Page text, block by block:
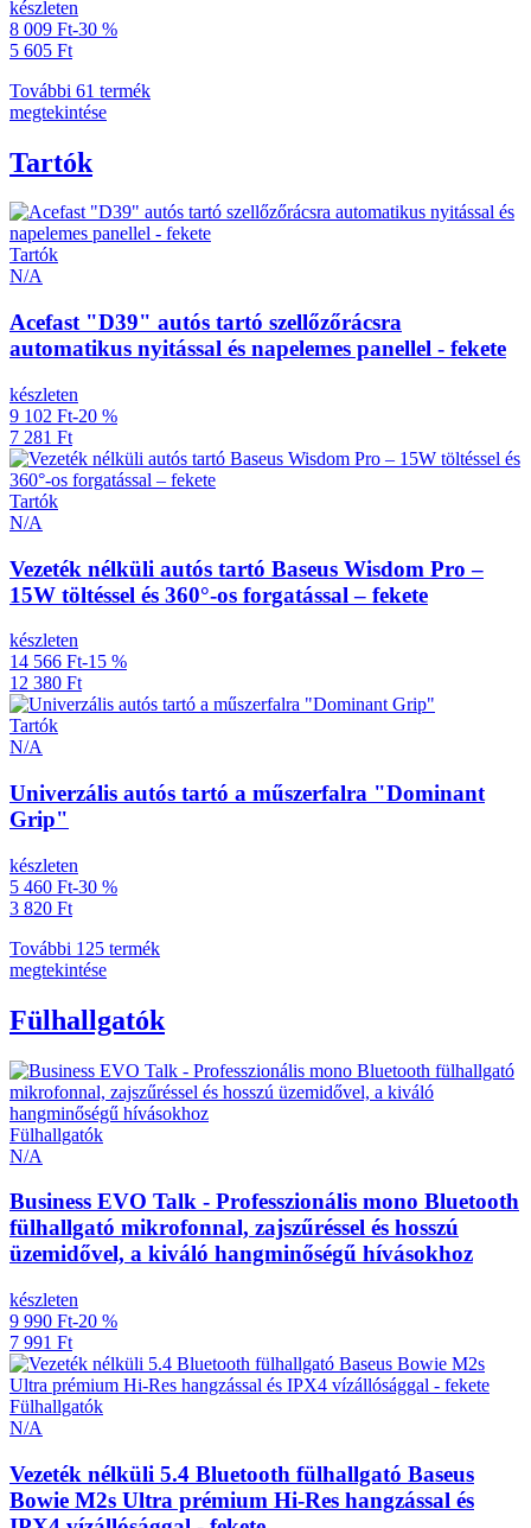
készleten
8 009 Ft-30 %
5 605 Ft
További 61 termék
megtekintése
Tartók
Tartók
N/A
Acefast "D39" autós tartó szellőzőrácsra
automatikus nyitással és napelemes panellel - fekete
készleten
9 102 Ft-20 %
7 281 Ft
Tartók
N/A
Vezeték nélküli autós tartó Baseus Wisdom Pro –
15W töltéssel és 360°-os forgatással – fekete
készleten
14 566 Ft-15 %
12 380 Ft
Tartók
N/A
Univerzális autós tartó a műszerfalra "Dominant
Grip"
készleten
5 460 Ft-30 %
3 820 Ft
További 125 termék
megtekintése
Fülhallgatók
Fülhallgatók
N/A
Business EVO Talk - Professzionális mono Bluetooth
fülhallgató mikrofonnal, zajszűréssel és hosszú
üzemidővel, a kiváló hangminőségű hívásokhoz
készleten
9 990 Ft-20 %
7 991 Ft
Fülhallgatók
N/A
Vezeték nélküli 5.4 Bluetooth fülhallgató Baseus
Bowie M2s Ultra prémium Hi-Res hangzással és